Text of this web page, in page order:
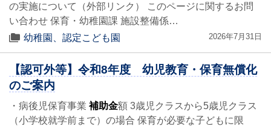
の実施について（外部リンク） このページに関するお問
い合わせ 保育・幼稚園課 施設整備係…
幼稚園、認定こども園
2026年7月31日
【認可外等】令和8年度 幼児教育・保育無償化
のご案内
・病後児保育事業 補助金額 3歳児クラスから5歳児クラス
（小学校就学前まで）の場合 保育が必要な子どもに限